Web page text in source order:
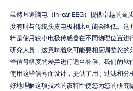
虽然耳道脑电（in-ear EEG）提供卓越的高
度有时与传统头皮电极相比可能会略低。这
粹是使用较小电极传感器在不同物理位置进
研究人员，这意味着您可能要相应调整您的
些信号幅度的差异进行适当补偿。我们的软
使用这些信号而设计，提供了用于过滤和分
好地理解这项技术的该特性使您为您的研究